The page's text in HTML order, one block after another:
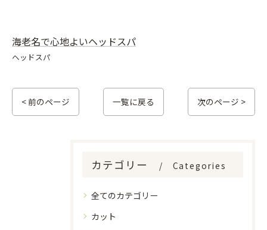
海老名で心地よいヘッドスパ
ヘッドスパ
< 前のページ 一覧に戻る 次のページ >
カテゴリー Categories
全てのカテゴリー
カット